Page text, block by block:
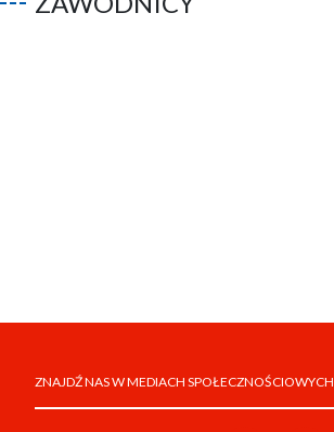
ZNAJDŹ NAS W MEDIACH SPOŁECZNOŚCIOWYCH